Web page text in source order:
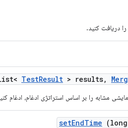
دریافت کنید.
TestResult > results,
مشابه را بر اساس استراتژی ادغام، ادغام
setEndTime